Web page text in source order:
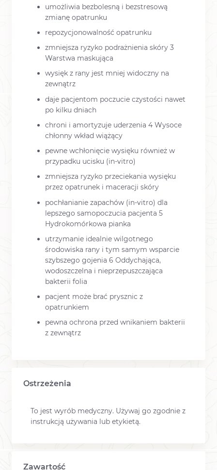
umożliwia bezbolesną i bezstresową
zmianę opatrunku
repozycjonowalność opatrunku
zmniejsza ryzyko podrażnienia skóry 3
Warstwa maskująca
wysięk z rany jest mniej widoczny na
zewnątrz
daje pacjentom poczucie czystości nawet
po kilku dniach
chroni i amortyzuje uderzenia 4 Wysoce
chłonny wkład wiążący
pewne wchłonięcie wysięku również w
przypadku ucisku (in-vitro)
zmniejsza ryzyko przeciekania wysięku
przez opatrunek i maceracji skóry
pochłanianie zapachów (in-vitro) dla
lepszego samopoczucia pacjenta 5
Hydrokomórkowa pianka
utrzymanie idealnie wilgotnego
środowiska rany i tym samym wsparcie
szybszego gojenia 6 Oddychająca,
wodoszczelna i nieprzepuszczająca
bakterii folia
pacjent może brać prysznic z
opatrunkiem
pewna ochrona przed wnikaniem bakterii
z zewnątrz
Ostrzeżenia
To jest wyrób medyczny. Używaj go zgodnie z
instrukcją używania lub etykietą.
Zawartość